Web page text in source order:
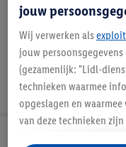
jouw
Wij verwerken als
jouw persoonsgegevens
(gezamenlijk: "Lidl-
technieken waarmee
opgeslagen en
van deze technieken